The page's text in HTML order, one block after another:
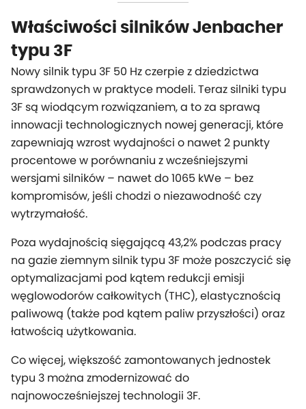
Właściwości silników Jenbacher
typu 3F
Nowy silnik typu 3F 50 Hz czerpie z dziedzictwa
sprawdzonych w praktyce modeli. Teraz silniki typu
3F są wiodącym rozwiązaniem, a to za sprawą
innowacji technologicznych nowej generacji, które
zapewniają wzrost wydajności o nawet 2 punkty
procentowe w porównaniu z wcześniejszymi
wersjami silników – nawet do 1065 kWe – bez
kompromisów, jeśli chodzi o niezawodność czy
wytrzymałość.
Poza wydajnością sięgającą 43,2% podczas pracy
na gazie ziemnym silnik typu 3F może poszczycić się
optymalizacjami pod kątem redukcji emisji
węglowodorów całkowitych (THC), elastycznością
paliwową (także pod kątem paliw przyszłości) oraz
łatwością użytkowania.
Co więcej, większość zamontowanych jednostek
typu 3 można zmodernizować do
najnowocześniejszej technologii 3F.